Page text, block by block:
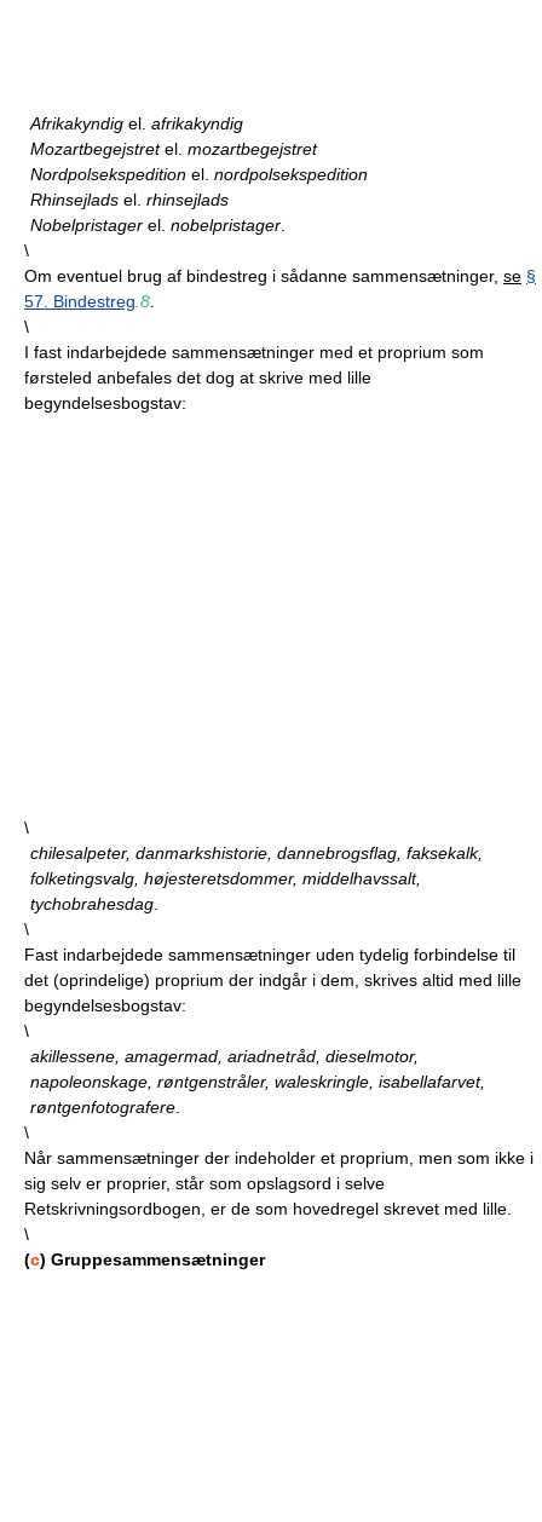
Afrikakyndig el. afrikakyndig
Mozartbegejstretel. mozartbegejstret
Nordpolsekspedition el. nordpolsekspedition
Rhinsejlads el. rhinsejlads
Nobelpristager el. nobelpristager
\
Om eventuel brug af bindestreg i sådanne sammensætninger, se §
57. Bindestreg .8
\
I fast indarbejdede sammensætninger med et proprium som
førsteled anbefales det dog at skrive med lille
begyndelsesbogstav:
\
chilesalpeter, danmarkshistorie, dannebrogsflag, faksekalk,
folketingsvalg, højesteretsdommer, middelhavssalt,
tychobrahesdag
\
Fast indarbejdede sammensætninger uden tydelig forbindelse til
det (oprindelige) proprium der indgår i dem, skrives altid med lille
begyndelsesbogstav:
\
akillessene, amagermad, ariadnetråd, dieselmotor,
napoleonskage, røntgenstråler, waleskringle, isabellafarvet,
røntgenfotografere
\
Når sammensætninger der indeholder et proprium, men som ikke i
sig selv er proprier, står som opslagsord i selve
Retskrivningsordbogen, er de som hovedregel skrevet med lille.
\
(c) Gruppesammensætninger